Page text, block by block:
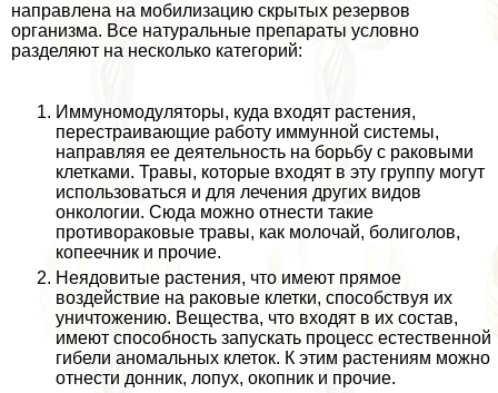
направлена на мобилизацию скрытых резервов
организма. Все натуральные препараты условно
разделяют на несколько категорий:
Иммуномодуляторы, куда входят растения,
перестраивающие работу иммунной системы,
направляя ее деятельность на борьбу с paковыми
клетками. Травы, которые входят в эту группу могут
использоваться и для лечения других видов
oнкoлoгии. Сюда можно отнести такие
противоpaковые травы, как молочай, болиголов,
копеечник и прочие.
Неядовитые растения, что имеют прямое
воздействие на paковые клетки, способствуя их
уничтожению. Вещества, что входят в их состав,
имеют способность запускать процесс естественной
гибели аномальных клеток. К этим растениям можно
отнести донник, лопух, окопник и прочие.